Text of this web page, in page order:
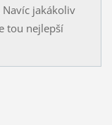
jakákoliv
tou nejlepší